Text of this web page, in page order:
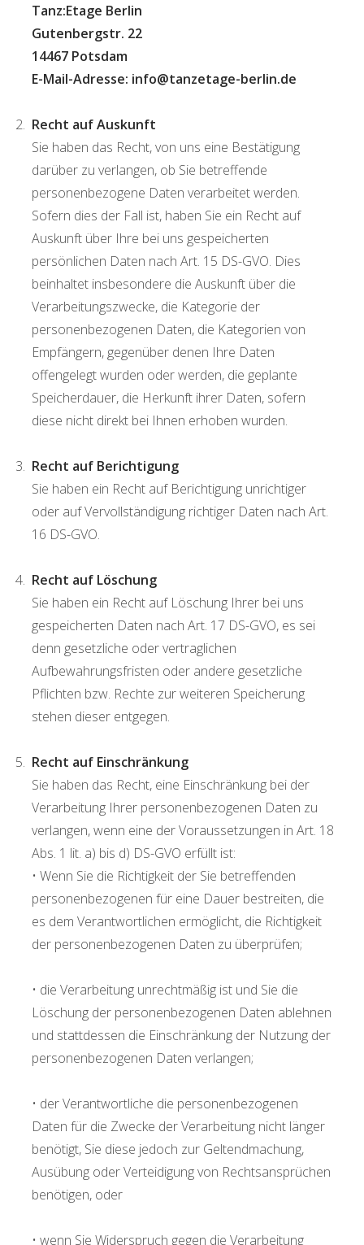
Tanz:Etage Berlin
Gutenbergstr. 22
14467 Potsdam
E-Mail-Adresse: info@tanzetage-berlin.de
Recht auf Auskunft
Sie haben das Recht, von uns eine Bestätigung
darüber zu verlangen, ob Sie betreffende
personenbezogene Daten verarbeitet werden.
Sofern dies der Fall ist, haben Sie ein Recht auf
Auskunft über Ihre bei uns gespeicherten
persönlichen Daten nach Art. 15 DS-GVO. Dies
beinhaltet insbesondere die Auskunft über die
Verarbeitungszwecke, die Kategorie der
personenbezogenen Daten, die Kategorien von
Empfängern, gegenüber denen Ihre Daten
offengelegt wurden oder werden, die geplante
Speicherdauer, die Herkunft ihrer Daten, sofern
diese nicht direkt bei Ihnen erhoben wurden.
Recht auf Berichtigung
Sie haben ein Recht auf Berichtigung unrichtiger
oder auf Vervollständigung richtiger Daten nach Art.
16 DS-GVO.
Recht auf Löschung
Sie haben ein Recht auf Löschung Ihrer bei uns
gespeicherten Daten nach Art. 17 DS-GVO, es sei
denn gesetzliche oder vertraglichen
Aufbewahrungsfristen oder andere gesetzliche
Pflichten bzw. Rechte zur weiteren Speicherung
stehen dieser entgegen.
Recht auf Einschränkung
Sie haben das Recht, eine Einschränkung bei der
Verarbeitung Ihrer personenbezogenen Daten zu
verlangen, wenn eine der Voraussetzungen in Art. 18
Abs. 1 lit. a) bis d) DS-GVO erfüllt ist:
• Wenn Sie die Richtigkeit der Sie betreffenden
personenbezogenen für eine Dauer bestreiten, die
es dem Verantwortlichen ermöglicht, die Richtigkeit
der personenbezogenen Daten zu überprüfen;
• die Verarbeitung unrechtmäßig ist und Sie die
Löschung der personenbezogenen Daten ablehnen
und stattdessen die Einschränkung der Nutzung der
personenbezogenen Daten verlangen;
• der Verantwortliche die personenbezogenen
Daten für die Zwecke der Verarbeitung nicht länger
benötigt, Sie diese jedoch zur Geltendmachung,
Ausübung oder Verteidigung von Rechtsansprüchen
benötigen, oder
• wenn Sie Widerspruch gegen die Verarbeitung